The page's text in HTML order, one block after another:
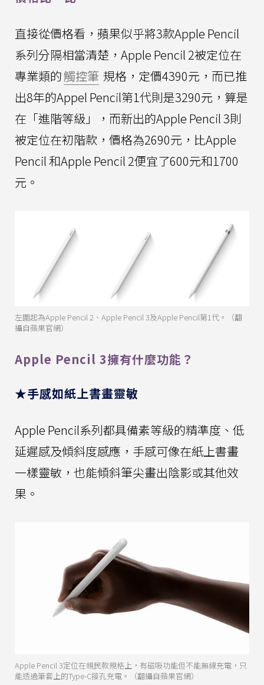
直接從價格看，蘋果似乎將3款Apple Pencil
系列分隔相當清楚，Apple Pencil 2被定位在
專業類的觸控筆 規格，定價4390元，而已推
出8年的Appel Pencil第1代則是3290元，算是
在「進階等級」，而新出的Apple Pencil 3則
被定位在初階款，價格為2690元，比Apple
Pencil 和Apple Pencil 2便宜了600元和1700
元。
左圖起為Apple Pencil 2、Apple Pencil 3及Apple Pencil第1代。（翻
攝自蘋果官網）
Apple Pencil 3擁有什麼功能？
★手感如紙上書畫靈敏
Apple Pencil系列都具備素等級的精準度、低
延遲感及傾斜度感應，手感可像在紙上書畫
一樣靈敏，也能傾斜筆尖畫出陰影或其他效
果。
Apple Pencil 3定位在親民款規格上，有磁吸功能但不能無線充電，只
能透過筆套上的Type-C接孔充電。（翻攝自蘋果官網）